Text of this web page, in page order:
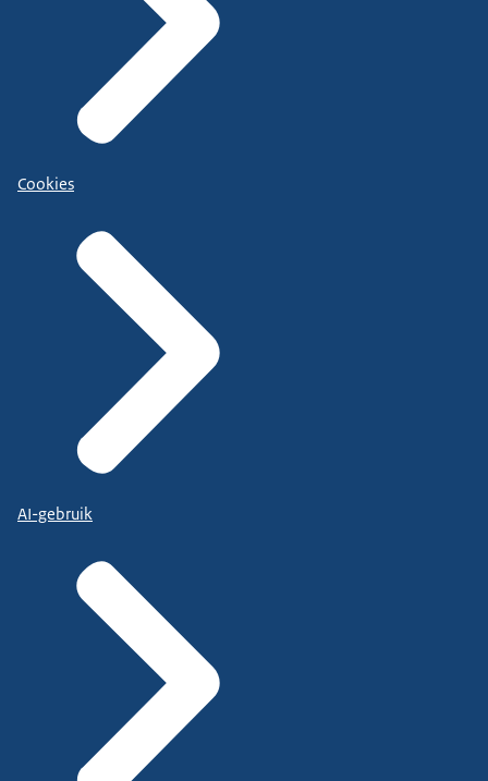
Cookies
AI-gebruik